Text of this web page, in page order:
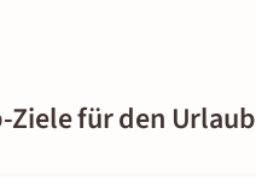
Ziele für den Urlaub